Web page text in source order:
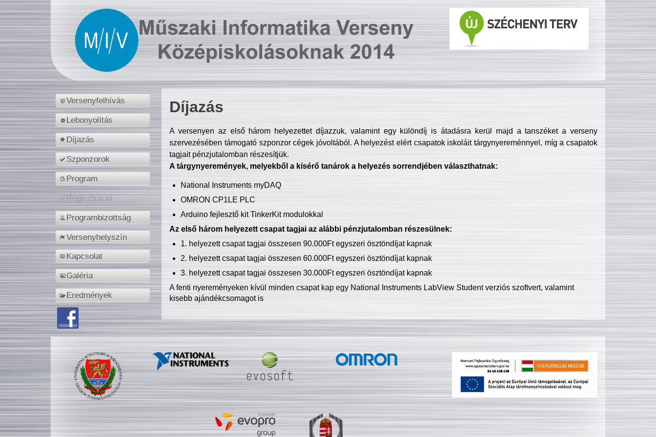
Versenyfelhívás
Lebonyolítás
Díjazás
Szponzorok
Program
Regisztráció
Programbizottság
Versenyhelyszín
Kapcsolat
Galéria
Eredmények
Díjazás
A versenyen az első három helyezettet díjazzuk, valamint egy különdíj is átadásra kerül majd a tanszéket a verseny
szervezésében támogató szponzor cégek jóvoltából. A helyezést elért csapatok iskoláit tárgynyereménnyel, míg a csapatok
tagjait pénzjutalomban részesítjük.
A tárgynyeremények, melyekből a kísérő tanárok a helyezés sorrendjében választhatnak:
National Instruments myDAQ
OMRON CP1LE PLC
Arduino fejlesztő kit TinkerKit modulokkal
Az első három helyezett csapat tagjai az alábbi pénzjutalomban részesülnek:
1. helyezett csapat tagjai összesen 90.000Ft egyszeri ösztöndíjat kapnak
2. helyezett csapat tagjai összesen 60.000Ft egyszeri ösztöndíjat kapnak
3. helyezett csapat tagjai összesen 30.000Ft egyszeri ösztöndíjat kapnak
A fenti nyereményeken kívül minden csapat kap egy National Instruments LabView Student verziós szoftvert, valamint
kisebb ajándékcsomagot is